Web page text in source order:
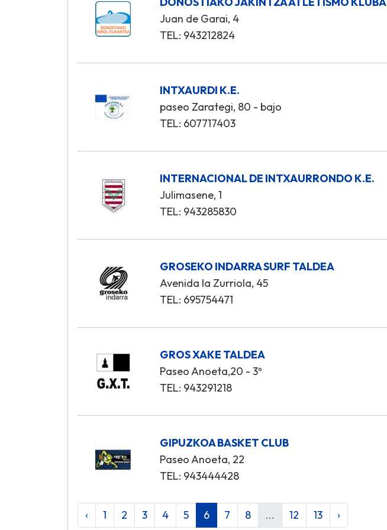
Juan de Garai, 4
TEL: 943212824
INTXAURDI K.E.
paseo Zarategi, 80 - bajo
TEL: 607717403
INTERNACIONAL DE INTXAURRONDO K.E.
Julimasene, 1
TEL: 943285830
GROSEKO INDARRA SURF TALDEA
Avenida la Zurriola, 45
TEL: 695754471
GROS XAKE TALDEA
Paseo Anoeta,20 - 3º
TEL: 943291218
GIPUZKOA BASKET CLUB
Paseo Anoeta, 22
TEL: 943444428
‹ 1 2 3 4 5 6 7 8 ... 12 13 ›